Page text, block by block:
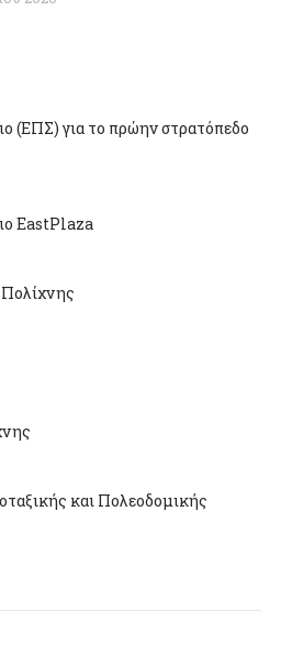
(ΕΠΣ) για το πρώην στρατόπεδο
EastPlaza
και Πολεοδομικής